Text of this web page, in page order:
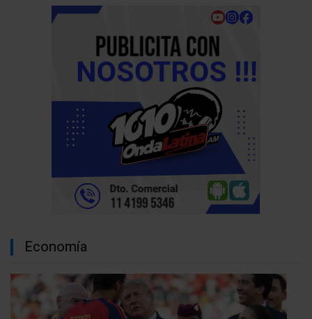
Economía